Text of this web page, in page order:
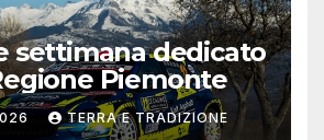
settimana dedicato
Piemonte
TERRA E TRADIZIONE